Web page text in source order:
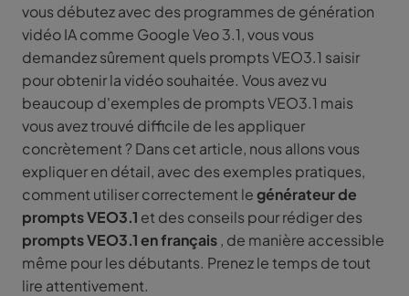
vous débutez avec des programmes de génération
vidéo IA comme Google Veo 3.1, vous vous
demandez sûrement quels prompts VEO3.1 saisir
pour obtenir la vidéo souhaitée. Vous avez vu
beaucoup d'exemples de prompts VEO3.1 mais
vous avez trouvé difficile de les appliquer
concrètement ? Dans cet article, nous allons vous
expliquer en détail, avec des exemples pratiques,
comment utiliser correctement legénérateur de
prompts VEO3.1 et des conseils pour rédiger des
prompts VEO3.1 en français, de manière accessible
même pour les débutants. Prenez le temps de tout
lire attentivement.